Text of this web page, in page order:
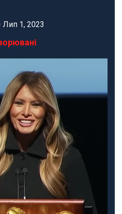
Лип 1, 2023